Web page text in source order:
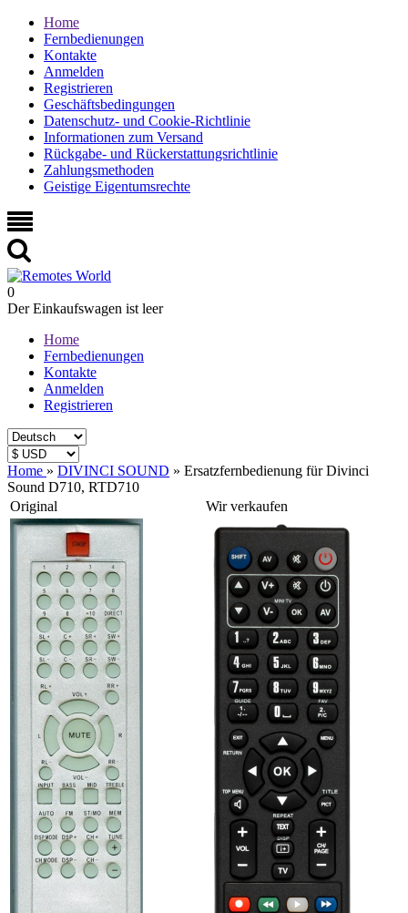
Home
Fernbedienungen
Kontakte
Anmelden
Registrieren
Geschäftsbedingungen
Datenschutz- und Cookie-Richtlinie
Informationen zum Versand
Rückgabe- und Rückerstattungsrichtlinie
Zahlungsmethoden
Geistige Eigentumsrechte
0
Der Einkaufswagen ist leer
Home
Fernbedienungen
Kontakte
Anmelden
Registrieren
Home » DIVINCI SOUND » Ersatzfernbedienung für Divinci
Sound D710, RTD710
Original
Wir verkaufen